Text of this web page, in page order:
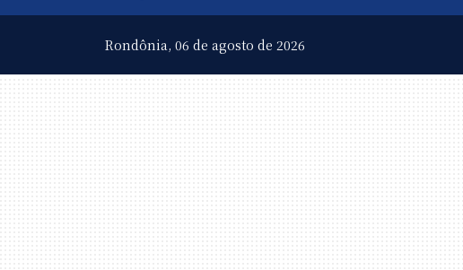
Rondônia, 06 de agosto de 2026